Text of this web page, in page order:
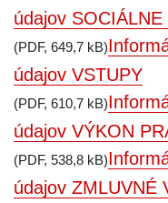
údajov SOCIÁLNE
(PDF, 649,7 kB)
údajov VSTUPY
(PDF, 610,7 kB)
údajov VÝKON
(PDF, 538,8 kB)
údajov ZMLUVNÉ